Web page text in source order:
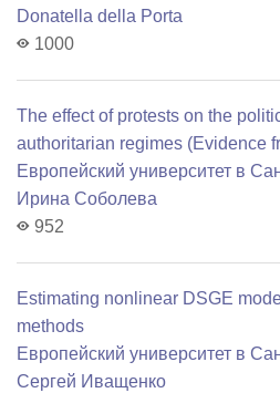
Donatella della Porta
1000
The effect of protests on the
authoritarian regimes (Evidence
Европейский университет в
Ирина Соболева
952
Estimating nonlinear DSGE
methods
Европейский университет в
Сергей Иващенко